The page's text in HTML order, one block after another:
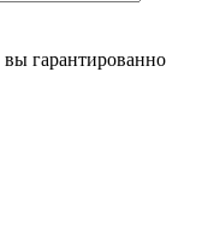
вы гарантированно